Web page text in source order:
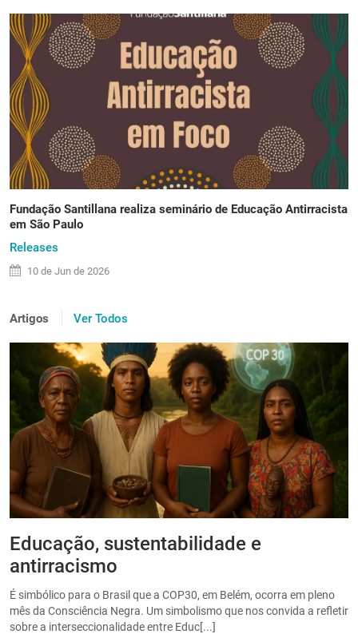
Fundação Santillana realiza seminário de Educação Antirracista
em São Paulo
Releases
10 de Jun de 2026
Artigos Ver Todos
Educação, sustentabilidade e
antirracismo
É simbólico para o Brasil que a COP30, em Belém, ocorra em pleno
mês da Consciência Negra. Um simbolismo que nos convida a refletir
sobre a interseccionalidade entre Educ[...]